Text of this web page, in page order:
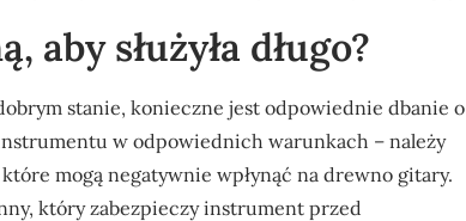
aby służyła długo?
stanie, konieczne jest odpowiednie dbanie o
w odpowiednich warunkach – należy
mogą negatywnie wpłynąć na drewno gitary.
który zabezpieczy instrument przed